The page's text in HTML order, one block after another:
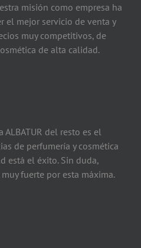
misión como empresa ha
el mejor servicio de venta y
muy competitivos, de
de alta calidad.
del resto es el
de perfumería y cosmética
está el éxito. Sin duda,
fuerte por esta máxima.